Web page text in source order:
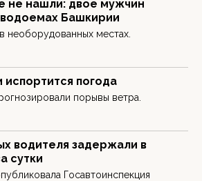
не нашли: двое мужчин
Башкирии
необорудованных местах.
погода
порывы ветра.
водителя задержали в
сутки
Госавтоинспекция